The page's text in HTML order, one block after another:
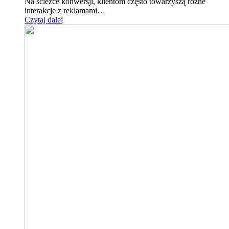
interakcje z reklamami…
Czytaj dalej